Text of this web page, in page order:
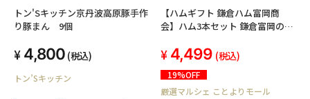
トン'Sキッチン京丹波高原豚手作
り豚まん 9個
4,800 (税込)
トン’Sキッチン
【ハムギフト 鎌倉ハム富岡商
会】ハム3本セット 鎌倉富岡のエ
ミートローフ3本詰め
4,499 (税込)
19%OFF
厳選マルシェ ことよりモール